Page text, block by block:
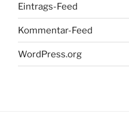
Eintrags-Feed
Kommentar-Feed
WordPress.org